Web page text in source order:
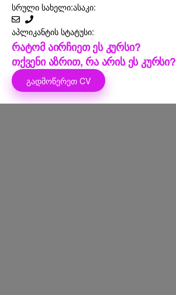
სრული სახელი:ასაკი:
აპლიკანტის სტატუსი:
რატომ აირჩიეთ ეს კურსი?
თქვენი აზრით, რა არის ეს კურსი?
ᲒᲐᲓᲛᲝᲬᲔᲠᲔᲗ CV